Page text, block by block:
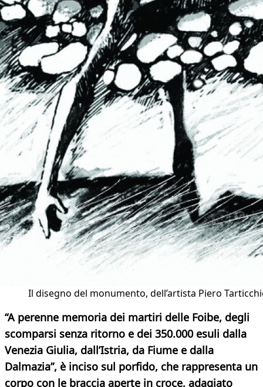
Il disegno del monumento, dell’artista Piero
“A perenne memoria dei martiri delle Foibe, degli
scomparsi senza ritorno e dei 350.000 esuli dalla
Venezia Giulia, dall’Istria, da Fiume e dalla
Dalmazia”, è inciso sul porfido, che rappresenta un
corpo con le braccia aperte in croce, adagiato